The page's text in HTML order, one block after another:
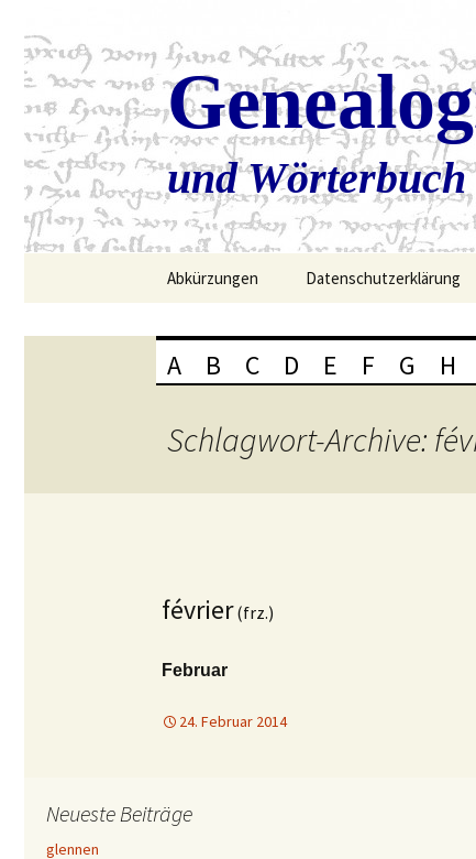
und
Abkürzungen Datenschutzerklärung
A B C D E F G H
Schlagwort-Archive:
février(frz.)
Februar
24. Februar 2014
Neueste Beiträge
glennen